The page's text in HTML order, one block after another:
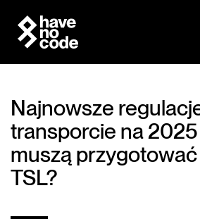
Najnowsze
transporcie na
muszą
TSL?